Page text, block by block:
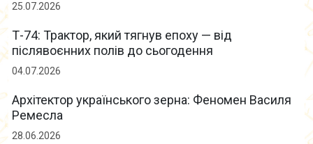
25.07.2026
Т-74: Трактор, який тягнув епоху — від
післявоєнних полів до сьогодення
04.07.2026
Архітектор українського зерна: Феномен Василя
Ремесла
28.06.2026